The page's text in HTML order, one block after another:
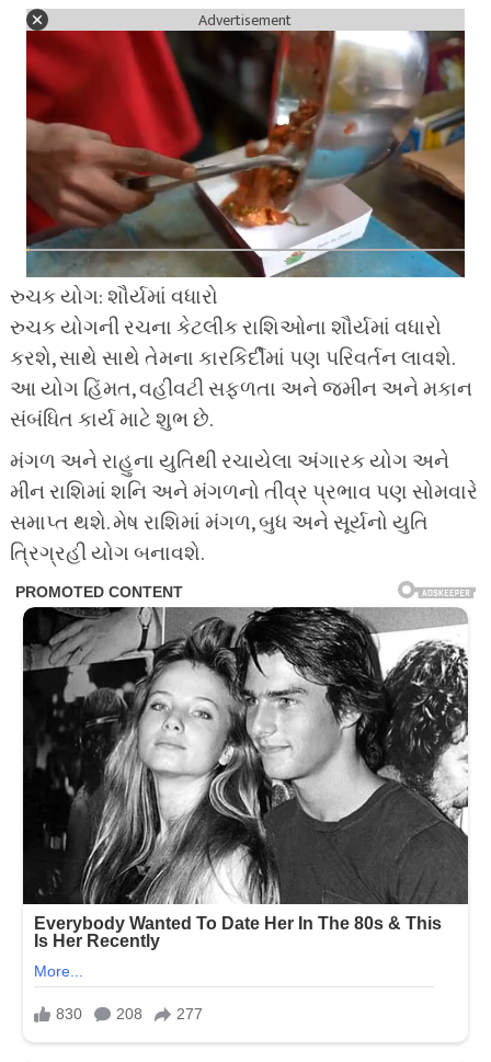
Advertisement
રુચક યોગ: શૌર્યમાં વધારો
રુચક યોગની રચના કેટલીક રાશિઓના શૌર્યમાં વધારો
કરશે, સાથે સાથે તેમના કારકિર્દીમાં પણ પરિવર્તન લાવશે.
આ યોગ હિંમત, વહીવટી સફળતા અને જમીન અને મકાન
સંબંધિત કાર્ય માટે શુભ છે.
મંગળ અને રાહુના યુતિથી રચાયેલા અંગારક યોગ અને
મીન રાશિમાં શનિ અને મંગળનો તીવ્ર પ્રભાવ પણ સોમવારે
સમાપ્ત થશે. મેષ રાશિમાં મંગળ, બુધ અને સૂર્યનો યુતિ
ત્રિગ્રહી યોગ બનાવશે.